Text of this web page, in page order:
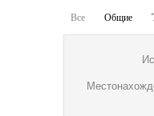
Все Общие